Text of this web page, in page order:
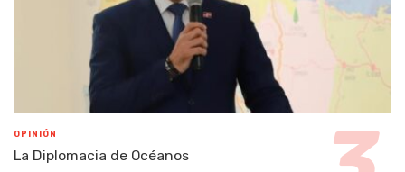
OPINIÓN
La Diplomacia de Océanos